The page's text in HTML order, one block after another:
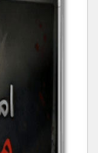
ماورایی